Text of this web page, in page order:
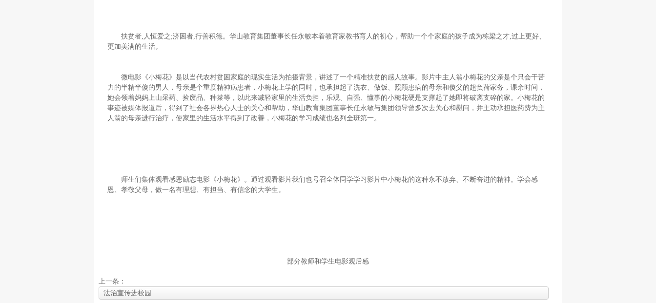
扶贫者,人恒爱之;济困者,行善积德。华山教育集团董事长任永敏本着教育家教书育人的初心，帮助一个个家庭的孩子成为栋梁之才,过上更好、
更加美满的生活。
微电影《小梅花》是以当代农村贫困家庭的现实生活为拍摄背景，讲述了一个精准扶贫的感人故事。影片中主人翁小梅花的父亲是个只会干苦
力的半精半傻的男人，母亲是个重度精神病患者，小梅花上学的同时，也承担起了洗衣、做饭、照顾患病的母亲和傻父的超负荷家务，课余时间，
她会领着妈妈上山采药、捡废品、种菜等，以此来减轻家里的生活负担，乐观、自强、懂事的小梅花硬是支撑起了她即将破离支碎的家。小梅花的
事迹被媒体报道后，得到了社会各界热心人士的关心和帮助，华山教育集团董事长任永敏与集团领导曾多次去关心和慰问，并主动承担医药费为主
人翁的母亲进行治疗，使家里的生活水平得到了改善，小梅花的学习成绩也名列全班第一。
师生们集体观看感恩励志电影《小梅花》。通过观看影片我们也号召全体同学学习影片中小梅花的这种永不放弃、不断奋进的精神。学会感
恩、孝敬父母，做一名有理想、有担当、有信念的大学生。
部分教师和学生电影观后感
上一条：
法治宣传进校园